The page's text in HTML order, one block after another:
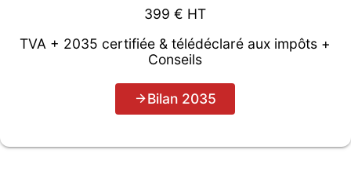
399 € HT
TVA + 2035 certifiée & télédéclaré aux impôts +
Conseils
Bilan 2035